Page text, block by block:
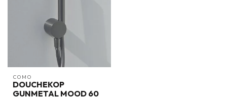
COMO
DOUCHEKOP
GUNMETAL MOOD 60